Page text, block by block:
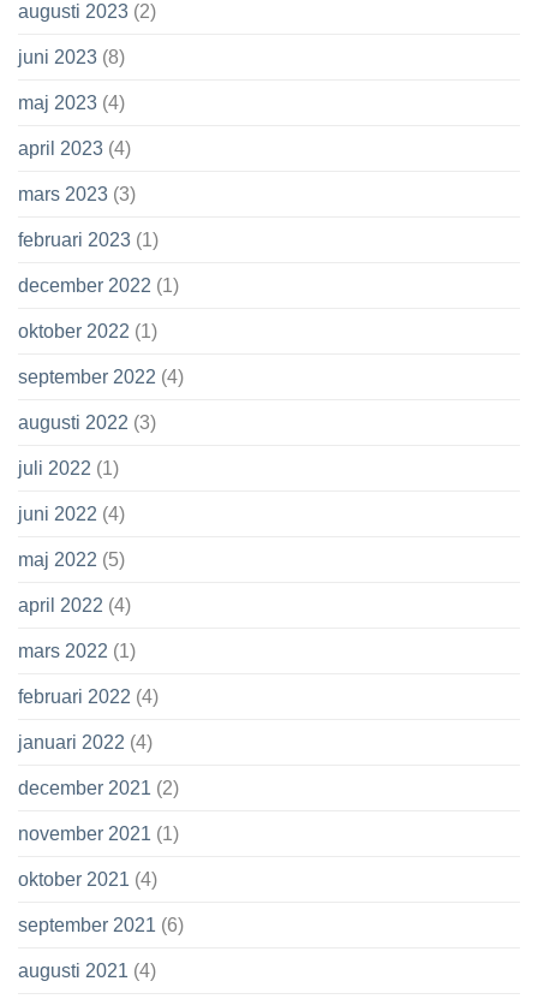
augusti 2023 (2)
juni 2023 (8)
maj 2023 (4)
april 2023 (4)
mars 2023 (3)
februari 2023 (1)
december 2022 (1)
oktober 2022 (1)
september 2022 (4)
augusti 2022 (3)
juli 2022 (1)
juni 2022 (4)
maj 2022 (5)
april 2022 (4)
mars 2022 (1)
februari 2022 (4)
januari 2022 (4)
december 2021 (2)
november 2021 (1)
oktober 2021 (4)
september 2021 (6)
augusti 2021 (4)